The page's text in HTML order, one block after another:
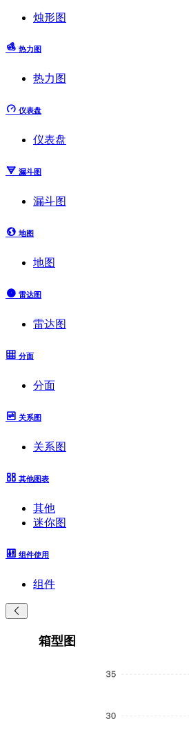
烛形图
热力图
热力图
仪表盘
仪表盘
漏斗图
漏斗图
地图
地图
雷达图
雷达图
分面
分面
关系图
关系图
其他图表
其他
迷你图
组件使用
组件
箱型图